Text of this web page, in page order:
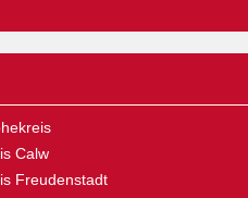
Calw
Freudenstadt